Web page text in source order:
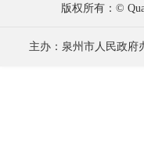
版权所有：©
主办：泉州市人民政府